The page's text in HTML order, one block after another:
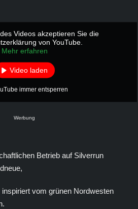
Videos akzeptieren Sie die
von YouTube.
Mehr erfahren
Video laden
immer entsperren
Werbung
Betrieb auf Silverrun
vom grünen Nordwesten